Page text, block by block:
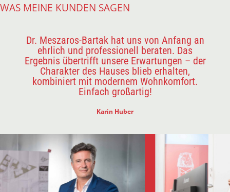
WAS MEINE KUNDEN SAGEN
Dr. Meszaros-Bartak hat uns von Anfang an
ehrlich und professionell beraten. Das
Ergebnis übertrifft unsere Erwartungen – der
Charakter des Hauses blieb erhalten,
kombiniert mit modernem Wohnkomfort.
Einfach großartig!
Karin Huber